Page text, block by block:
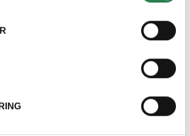
Pappersförpackningar. Eller
Tapeter, takpapp och gummi